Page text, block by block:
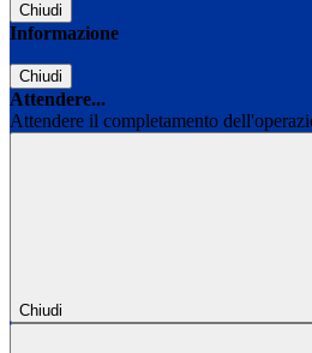
Chiudi
Informazione
Chiudi
Attendere...
Attendere il completamento
Chiudi